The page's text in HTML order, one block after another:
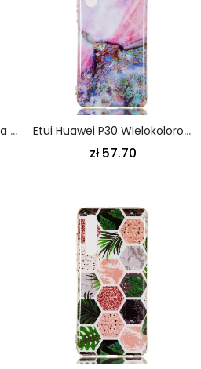
Futerały Huawei P30 Etui Na Telefon Nocna Wróżka Etui Huawei P30 Wielokolorowy Marmur
zł 57.70